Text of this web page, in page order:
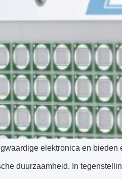
elektronica en bieden
duurzaamheid. In